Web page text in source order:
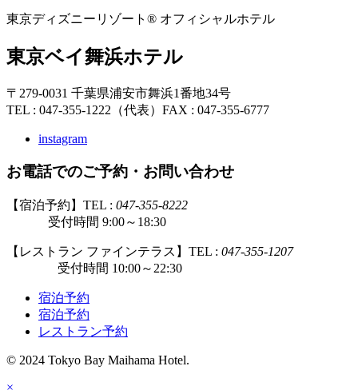
東京ディズニーリゾート® オフィシャルホテル
東京ベイ舞浜ホテル
〒279-0031 千葉県浦安市舞浜1番地34号
TEL : 047-355-1222（代表） FAX : 047-355-6777
instagram
お電話でのご予約・お問い合わせ
【宿泊予約】TEL : 047-355-8222
受付時間 9:00～18:30
【レストラン ファインテラス】TEL : 047-355-1207
受付時間 10:00～22:30
宿泊予約
宿泊予約
レストラン予約
© 2024 Tokyo Bay Maihama Hotel.
×